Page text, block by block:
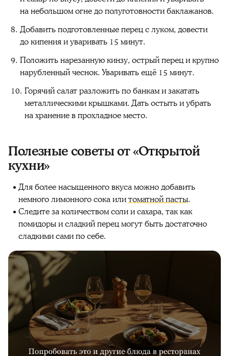
на небольшом огне до полуготовности баклажанов.
Добавить подготовленные перец с луком, довести
до кипения и уваривать 15 минут.
Положить нарезанную кинзу, острый перец и крупно
нарубленный чеснок. Уваривать ещё 15 минут.
Горячий салат разложить по банкам и закатать
металлическими крышками. Дать остыть и убрать
на хранение в прохладное место.
Полезные советы от «Открытой
кухни»
Для более насыщенного вкуса можно добавить
немного лимонного сока илитоматной пасты.
Следите за количеством соли и сахара, так как
помидоры и сладкий перец могут быть достаточно
сладкими сами по себе.